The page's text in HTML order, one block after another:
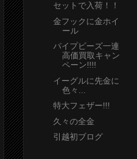
セットで入荷！！
金フックに金ホイ
ール
パイプビーズ一連
高価買取キャン
ペーン!!!!
イーグルに先金に
色々...
特大フェザー!!!
久々の全金
引越初ブログ